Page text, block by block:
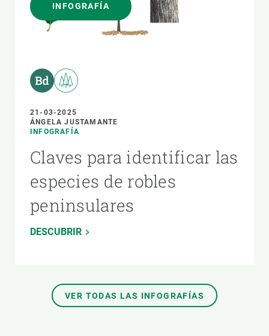
INFOGRAFÍA
21-03-2025
ÁNGELA JUSTAMANTE
INFOGRAFÍA
Claves para identificar las
especies de robles
peninsulares
DESCUBRIR
VER TODAS LAS INFOGRAFÍAS